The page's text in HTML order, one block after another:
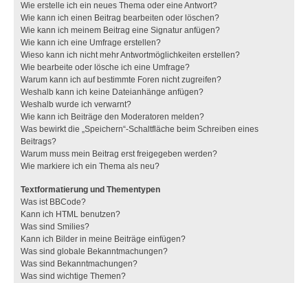
Wie erstelle ich ein neues Thema oder eine Antwort?
Wie kann ich einen Beitrag bearbeiten oder löschen?
Wie kann ich meinem Beitrag eine Signatur anfügen?
Wie kann ich eine Umfrage erstellen?
Wieso kann ich nicht mehr Antwortmöglichkeiten erstellen?
Wie bearbeite oder lösche ich eine Umfrage?
Warum kann ich auf bestimmte Foren nicht zugreifen?
Weshalb kann ich keine Dateianhänge anfügen?
Weshalb wurde ich verwarnt?
Wie kann ich Beiträge den Moderatoren melden?
Was bewirkt die „Speichern“-Schaltfläche beim Schreiben eines
Beitrags?
Warum muss mein Beitrag erst freigegeben werden?
Wie markiere ich ein Thema als neu?
Textformatierung und Thementypen
Was ist BBCode?
Kann ich HTML benutzen?
Was sind Smilies?
Kann ich Bilder in meine Beiträge einfügen?
Was sind globale Bekanntmachungen?
Was sind Bekanntmachungen?
Was sind wichtige Themen?